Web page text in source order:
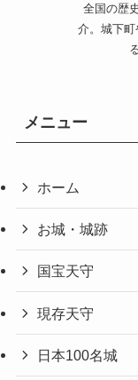
全国の歴
介。城下
メニュー
ホーム
お城・城跡
国宝天守
現存天守
日本100名城